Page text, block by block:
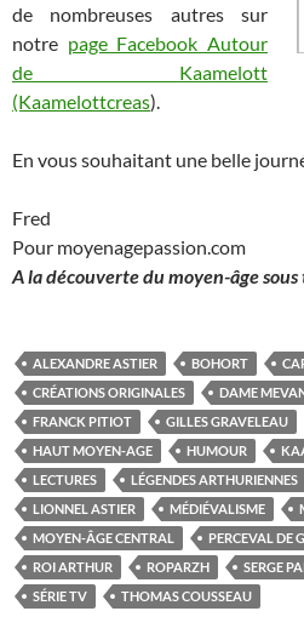
de nombreuses autres sur
notre page Facebook Autour
de Kaamelott
(Kaamelottcreas).
En vous souhaitant une belle
Fred
Pour moyenagepassion.com
A la découverte du moyen-âge sous
ALEXANDRE ASTIER BOHORT
CRÉATIONS ORIGINALES
DAME
FRANCK PITIOT
GILLES GRAVELEAU
HAUT MOYEN-AGE
HUMOUR
LECTURES
LÉGENDES ARTHURIENNES
LIONNEL ASTIER
MÉDIÉVALISME
MOYEN-ÂGE CENTRAL
PERCEVAL DE
ROI ARTHUR
ROPARZH SERGE
SÉRIE TV
THOMAS COUSSEAU